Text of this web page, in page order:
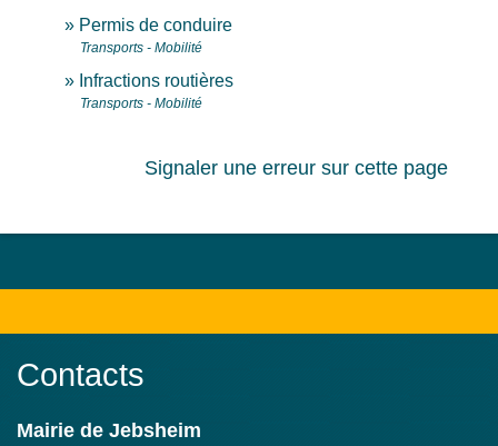
Permis de conduire
Transports - Mobilité
Infractions routières
Transports - Mobilité
Signaler une erreur sur cette page
Contacts
Mairie de Jebsheim